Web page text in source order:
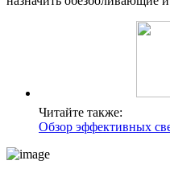
Читайте также:
Обзор эффективных